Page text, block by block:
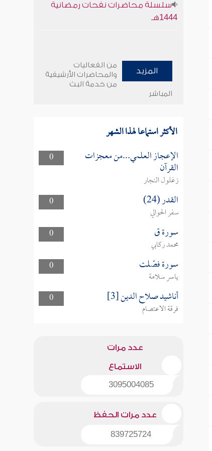
سلسلة محاضرات نفحات رمضانية
1444هـ
المزيد
من الفعاليات
والمحاضرات الأرشيفية
من خدمة البث
المباشر
الأكثر استماعا لهذا الشهر
0 الإعجاز العلمي...من معجزات
القرآن
زغلول النجار
0
القدر (24)
سفر الحوالي
0
سورة ق
محمد ركابي
0
سورة فصّلت
ياسر سلامة
0
أناشيد صلاح الدين [3]
فرقة الاعتصام
عدد مرات
الاستماع
3095004085
عدد مرات الحفظ
839725724